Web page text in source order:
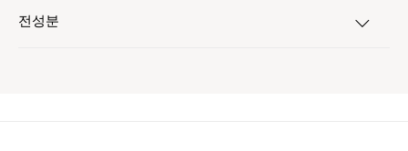
전성분